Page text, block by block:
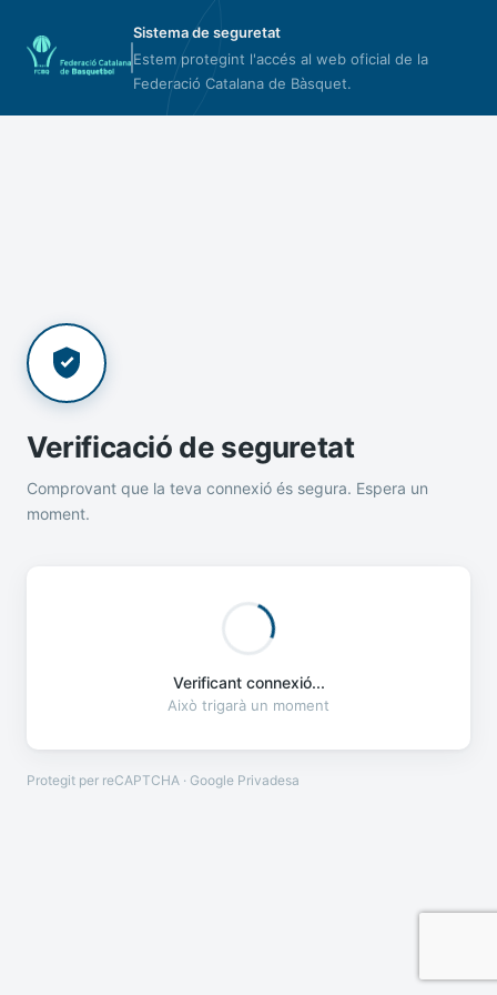
Sistema de seguretat
Estem protegint l'accés al web oficial de la
Federació Catalana de Bàsquet.
Verificació de seguretat
Comprovant que la teva connexió és segura. Espera un
moment.
Verificant connexió...
Això trigarà un moment
Protegit per reCAPTCHA · Google Privadesa